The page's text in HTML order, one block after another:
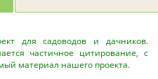
для садоводов и дачников.
частичное цитирование, с
материал нашего проекта.